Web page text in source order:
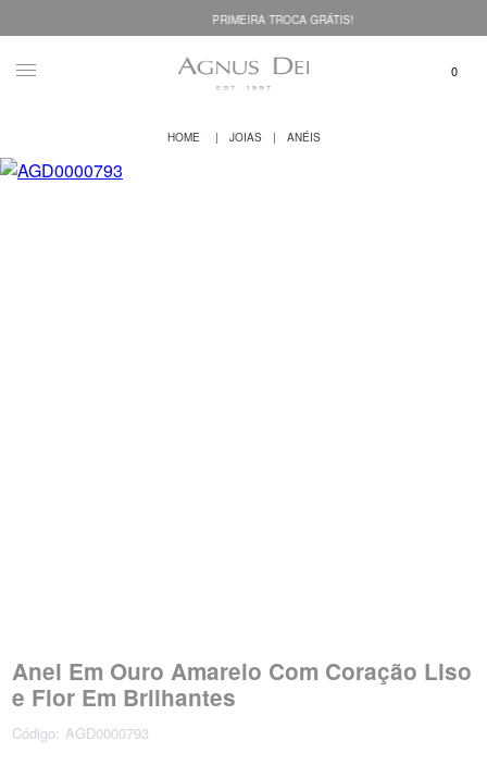
PRIMEIRA TROCA GRÁTIS!
JOIAS ANÉIS
Anel Em Ouro Amarelo Com Coração Liso
e Flor Em Brilhantes
Código: AGD0000793